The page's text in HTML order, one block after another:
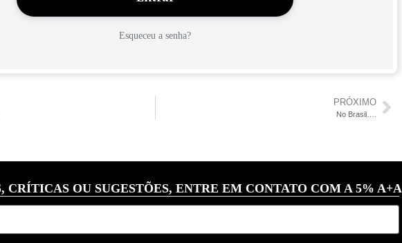
Esqueceu a senha?
PRÓXIMO
No Brasil….
CRÍTICAS OU SUGESTÕES, ENTRE EM CONTATO COM A 5% A+A